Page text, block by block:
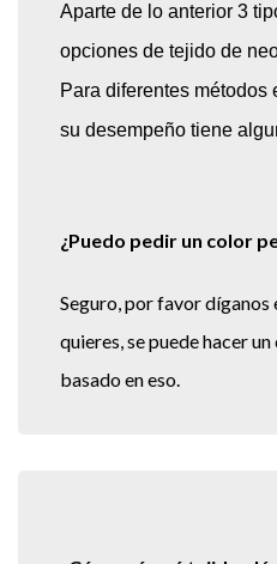
Aparte de lo anterior 3
opciones de tejido de
Para diferentes métodos
su desempeño tiene
¿Puedo pedir un color
Seguro, por favor díganos
quieres, se puede hacer
basado en eso.